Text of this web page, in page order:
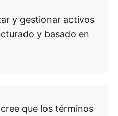
y gestionar activos
y basado en
cree que los términos